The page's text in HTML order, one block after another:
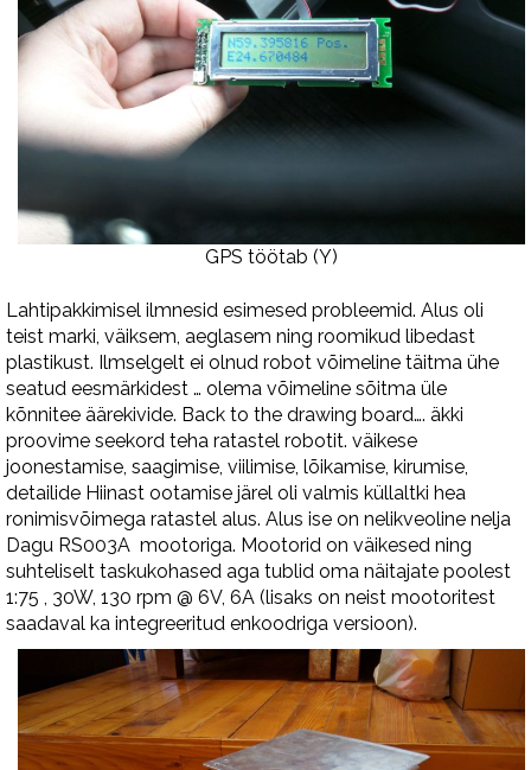
GPS töötab (Y)
Lahtipakkimisel ilmnesid esimesed probleemid. Alus oli
teist marki, väiksem, aeglasem ning roomikud libedast
plastikust. Ilmselgelt ei olnud robot võimeline täitma ühe
seatud eesmärkidest … olema võimeline sõitma üle
kõnnitee äärekivide. Back to the drawing board…. äkki
proovime seekord teha ratastel robotit. väikese
joonestamise, saagimise, viilimise, lõikamise, kirumise,
detailide Hiinast ootamise järel oli valmis küllaltki hea
ronimisvõimega ratastel alus. Alus ise on nelikveoline nelja
Dagu RS003A mootoriga. Mootorid on väikesed ning
suhteliselt taskukohased aga tublid oma näitajate poolest
1:75 , 30W, 130 rpm @ 6V, 6A (lisaks on neist mootoritest
saadaval ka integreeritud enkoodriga versioon).